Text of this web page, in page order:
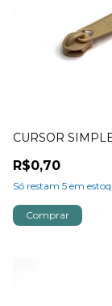
CURSOR
R$0,70
Só restam 5 em